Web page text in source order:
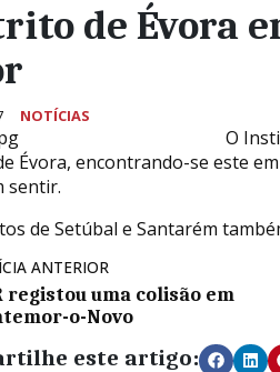
de Évora
NOTÍCIAS
O
Évora, encontrando-se este
sentir.
de Setúbal e Santarém
ANTERIOR
registou uma colisão em
o-Novo
este artigo: